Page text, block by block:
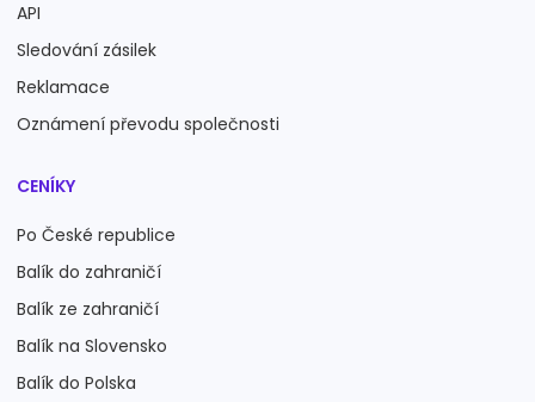
API
Sledování zásilek
Reklamace
Oznámení převodu společnosti
CENÍKY
Po České republice
Balík do zahraničí
Balík ze zahraničí
Balík na Slovensko
Balík do Polska